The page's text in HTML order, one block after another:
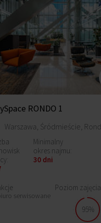
RONDO 1
Minimalny
okres najmu:
30 dni
serwisowane
Poziom zajęcia:
95%